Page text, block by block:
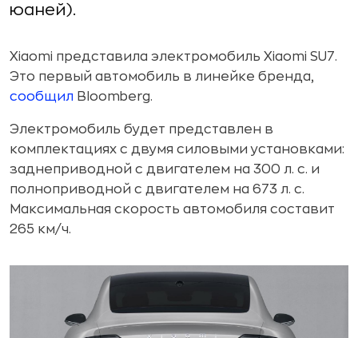
юаней).
Xiaomi представила электромобиль Xiaomi SU7.
Это первый автомобиль в линейке бренда,
сообщил Bloomberg.
Электромобиль будет представлен в
комплектациях с двумя силовыми установками:
заднеприводной с двигателем на 300 л. с. и
полноприводной с двигателем на 673 л. с.
Максимальная скорость автомобиля составит
265 км/ч.